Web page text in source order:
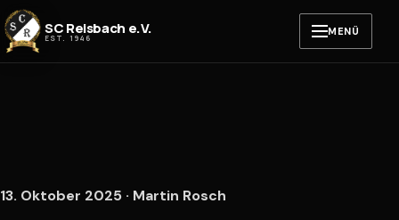
Zum Inhalt springen
SC Reisbach e.V.
EST. 1946 MENÜ
13. Oktober 2025 · Martin Rosch